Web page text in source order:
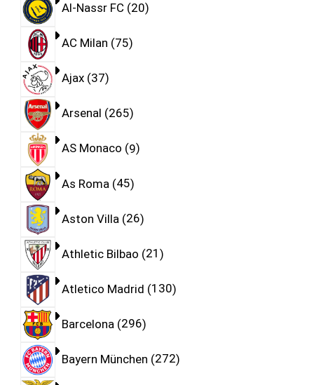
Al-Nassr FC 20
AC Milan 75
Ajax 37
Arsenal 265
AS Monaco 9
As Roma 45
Aston Villa 26
Athletic Bilbao 21
Atletico Madrid 130
Barcelona 296
Bayern München 272